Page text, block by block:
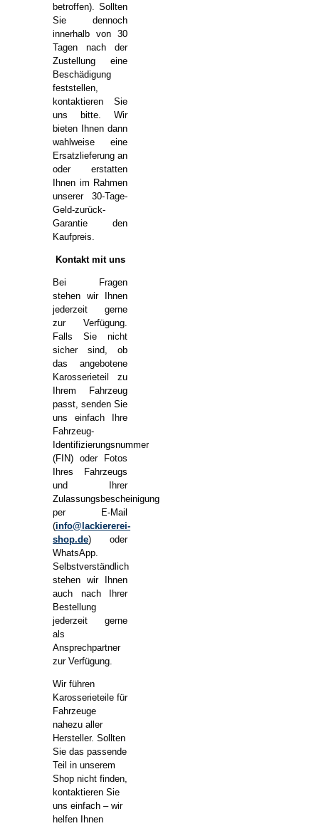
betroffen). Sollten
Sie dennoch
innerhalb von 30
Tagen nach der
Zustellung eine
Beschädigung
feststellen,
kontaktieren Sie
uns bitte. Wir
bieten Ihnen dann
wahlweise eine
Ersatzlieferung an
oder erstatten
Ihnen im Rahmen
unserer 30-Tage-
Geld-zurück-
Garantie den
Kaufpreis.
Kontakt mit uns
Bei Fragen
stehen wir Ihnen
jederzeit gerne
zur Verfügung.
Falls Sie nicht
sicher sind, ob
das angebotene
Karosserieteil zu
Ihrem Fahrzeug
passt, senden Sie
uns einfach Ihre
Fahrzeug-
Identifizierungsnummer
(FIN) oder Fotos
Ihres Fahrzeugs
und Ihrer
Zulassungsbescheinigung
per E-Mail
(info@lackiererei-
shop.de) oder
WhatsApp.
Selbstverständlich
stehen wir Ihnen
auch nach Ihrer
Bestellung
jederzeit gerne
als
Ansprechpartner
zur Verfügung.
Wir führen
Karosserieteile für
Fahrzeuge
nahezu aller
Hersteller. Sollten
Sie das passende
Teil in unserem
Shop nicht finden,
kontaktieren Sie
uns einfach – wir
helfen Ihnen